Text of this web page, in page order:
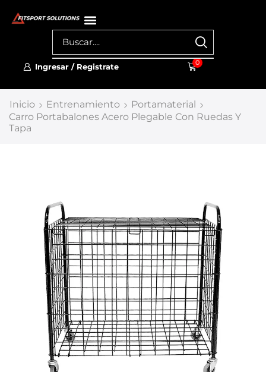
Ingresar / Registrate 0
Inicio Entrenamiento
Portamaterial
Carro Portabalones Acero Plegable Con Ruedas Y
Tapa